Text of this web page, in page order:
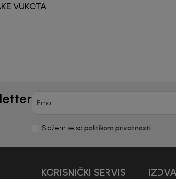
VUKOTA
Email
Slažem se sa politikom privatnosti
KORISNIČKI SERVIS